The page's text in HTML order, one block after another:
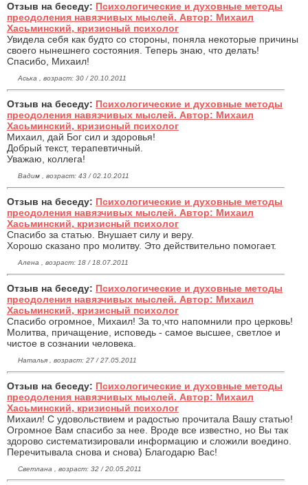
Отзыв на беседу: Психологические и духовные методы
преодоления навязчивых мыслей. Автор: Михаил
Хасьминский, кризисный психолог
Увидела себя как будто со стороны, поняла некоторые причины
своего нынешнего состояния. Теперь знаю, что делать!
Спасибо, Михаил!
Аська , возраст: 30 / 20.10.2011
Отзыв на беседу: Психологические и духовные методы
преодоления навязчивых мыслей. Автор: Михаил
Хасьминский, кризисный психолог
Михаил, дай Бог сил и здоровья!
Добрый текст, терапевтичный.
Уважаю, коллега!
Вадим , возраст: 43 / 02.10.2011
Отзыв на беседу: Психологические и духовные методы
преодоления навязчивых мыслей. Автор: Михаил
Хасьминский, кризисный психолог
Спасибо за статью. Внушает силу и веру.
Хорошо сказано про молитву. Это действительно помогает.
Алена , возраст: 18 / 18.07.2011
Отзыв на беседу: Психологические и духовные методы
преодоления навязчивых мыслей. Автор: Михаил
Хасьминский, кризисный психолог
Спасибо огромное, Михаил! За то,что напомнили про церковь!
Молитва, причащение, исповедь - самое высшее, светлое и
чистое в сознании человека.
Наталья , возраст: 27 / 27.05.2011
Отзыв на беседу: Психологические и духовные методы
преодоления навязчивых мыслей. Автор: Михаил
Хасьминский, кризисный психолог
Михаил! С удовольствием и радостью прочитала Вашу статью!
Огромное Вам спасибо за нее. Вроде все известно, но Вы так
здорово систематизировали информацию и сложили воедино.
Перечитывала снова и снова) Благодарю Вас!
Светлана , возраст: 32 / 20.05.2011